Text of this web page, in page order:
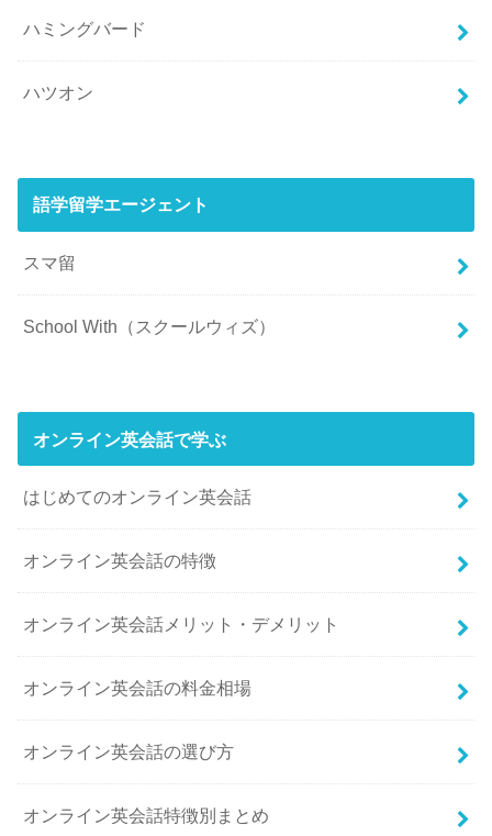
ハミングバード
ハツオン
語学留学エージェント
スマ留
School With（スクールウィズ）
オンライン英会話で学ぶ
はじめてのオンライン英会話
オンライン英会話の特徴
オンライン英会話メリット・デメリット
オンライン英会話の料金相場
オンライン英会話の選び方
オンライン英会話特徴別まとめ